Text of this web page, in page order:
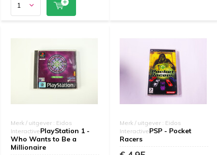
Merk / uitgever : Eidos
InteractivePlayStation 1 -
Who Wants to Be a
Millionaire
Merk / uitgever : Eidos
InteractivePSP - Pocket
Racers